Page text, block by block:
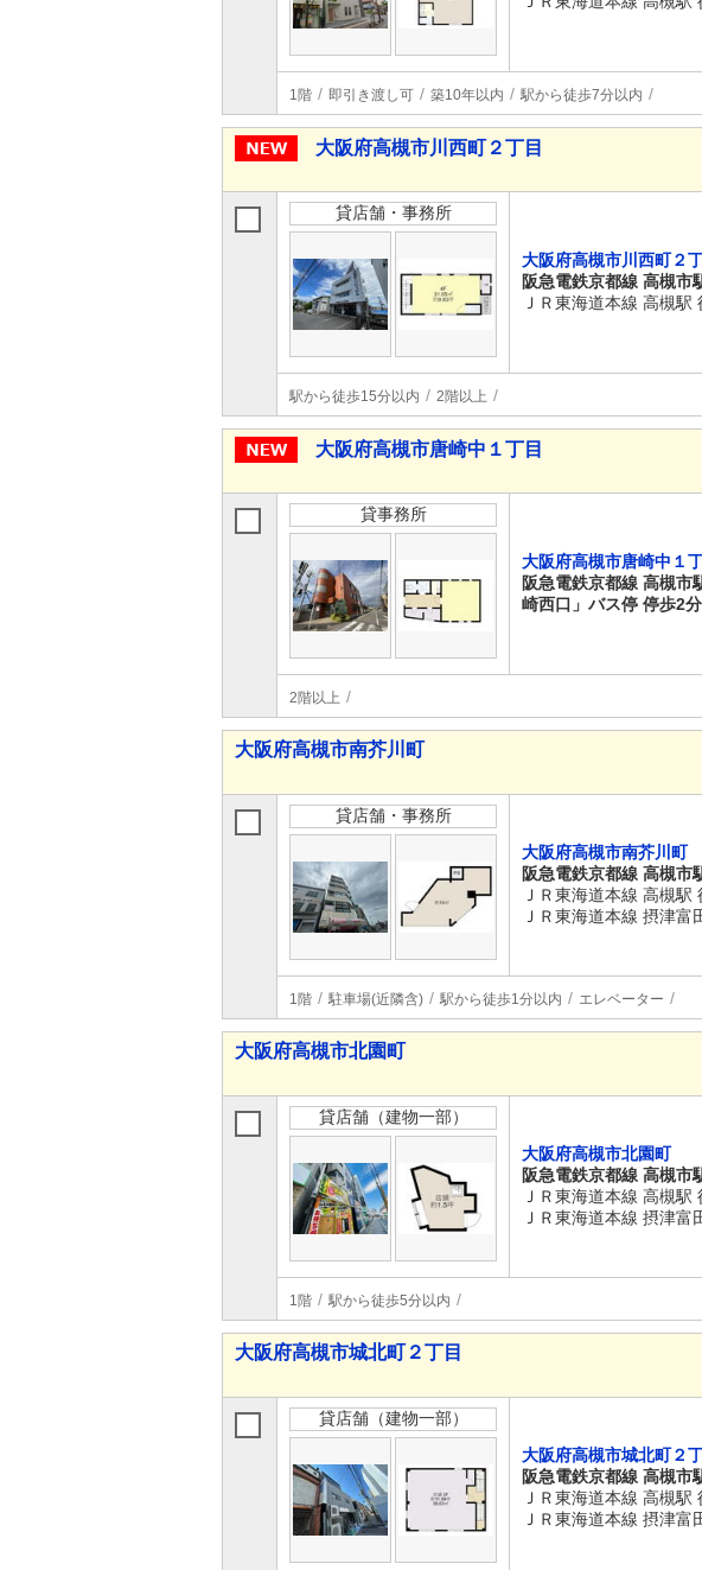
1階 即引き渡し可 築10年以内 駅から徒歩7分以内
大阪府高槻市川西町２丁目
貸店舗・事務所
大阪府高槻市川西町２
阪急電鉄京都線 高槻市
ＪＲ東海道本線 高槻駅
駅から徒歩15分以内 2階以上
大阪府高槻市唐崎中１丁目
貸事務所
大阪府高槻市唐崎中１
阪急電鉄京都線 高槻市
崎西口」バス停 停歩2分
2階以上
大阪府高槻市南芥川町
貸店舗・事務所
大阪府高槻市南芥川町
阪急電鉄京都線 高槻市
ＪＲ東海道本線 高槻駅
ＪＲ東海道本線 摂津富
1階 駐車場(近隣含) 駅から徒歩1分以内 エレベーター
大阪府高槻市北園町
貸店舗（建物一部）
大阪府高槻市北園町
阪急電鉄京都線 高槻市
ＪＲ東海道本線 高槻駅
ＪＲ東海道本線 摂津富
1階 駅から徒歩5分以内
大阪府高槻市城北町２丁目
貸店舗（建物一部）
大阪府高槻市城北町２
阪急電鉄京都線 高槻市
ＪＲ東海道本線 高槻駅
ＪＲ東海道本線 摂津富